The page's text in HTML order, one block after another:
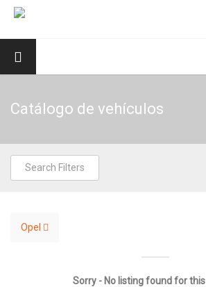
Catálogo de vehículos
Search Filters
Opel
Sorry - No listing found for